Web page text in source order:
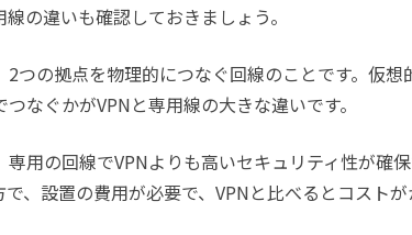
線の違いも確認しておきましょう。
2つの拠点を物理的につなぐ回線のことです。仮
つなぐかがVPNと専用線の大きな違いです。
専用の回線でVPNよりも高いセキュリティ性が確
で、設置の費用が必要で、VPNと比べるとコストが